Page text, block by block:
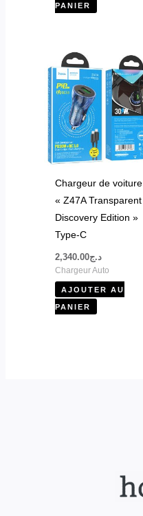
PANIER
Chargeur de voiture
« Z47A Transparent
Discovery Edition »
Type-C
د.ج2,340.00
Chargeur Auto
AJOUTER AU
PANIER